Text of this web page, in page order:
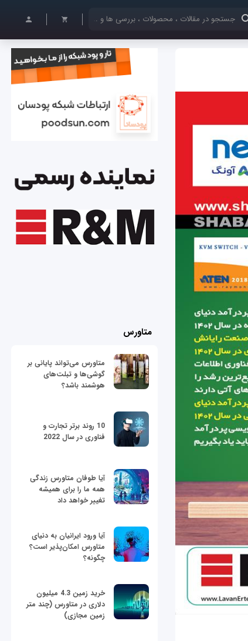
کلیدی خود را وارد کنید
متاورس
متاورس می‌تواند پایانی بر
گوشی‌ها و تبلت‌های
هوشمند باشد؟
10 روند برتر تجارت و
فناوری در سال 2022
آیا طوفان متاورس زندگی
همه ما را برای همیشه
تغییر خواهد داد
آیا ورود ایرانیان به دنیای
متاورس امکان‌پذیر است؟
چگونه؟
خرید زمین 4.3 میلیون
دلاری در متاورس (چند متر
زمین مجازی)